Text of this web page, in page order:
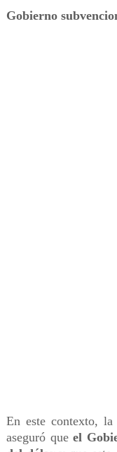
Gobierno
En este contexto,
aseguró queel